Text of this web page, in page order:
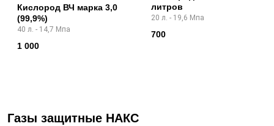
Кислород ВЧ марка 3,0
(99,9%)
40 л. - 14,7 Мпа
1 000
литров
20 л. - 19,6 Мпа
700
Газы защитные НАКС